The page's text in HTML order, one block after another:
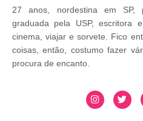
27 anos, nordestina em SP,
graduada pela USP, escritora
cinema, viajar e sorvete. Fico
coisas, então, costumo fazer
procura de encanto.